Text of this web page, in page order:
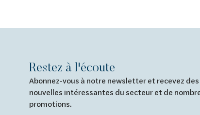
Restez à l'écoute
Abonnez-vous à notre newsletter et recevez
nouvelles intéressantes du secteur et de
promotions.